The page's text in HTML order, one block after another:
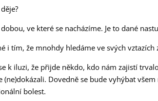
dobou, ve které se nacházíme. Je to dané
i tím, že mnohdy hledáme ve svých
k iluzi, že přijde někdo, kdo nám zajistí
(ne)dokázali. Dovedně se bude vyhýbat
bolest.